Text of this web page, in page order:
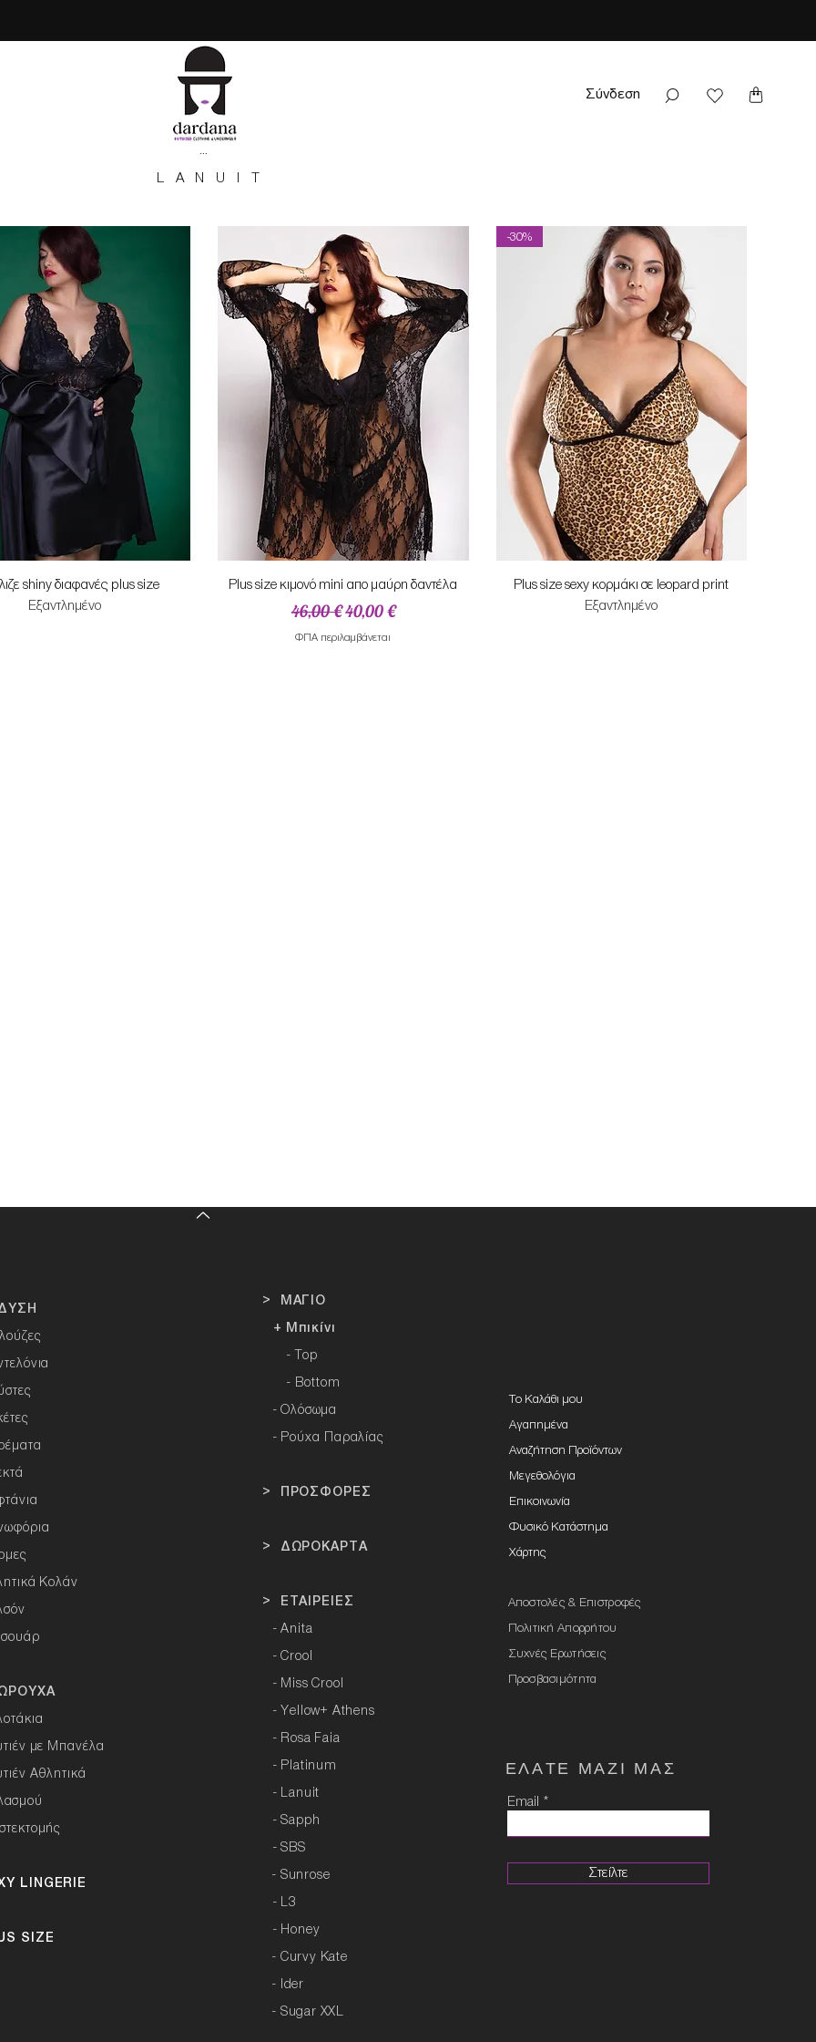
Σύνδεση
LANUIT
Γρήγορη προβολή
shiny διαφανές plus size
Εξαντλημένο
Γρήγορη προβολή
Plus size κιμονό mini απο μαύρη δαντέλα
Κανονική τιμή
46,00 €Τιμή Έκπτωσης
40,00 €
ΦΠΑ περιλαμβάνεται
Γρήγορη προβολή
-30%
Plus size sexy κορμάκι σε leopard print
Εξαντλημένο
Κολάν
με Μπανέλα
Αθλητικά
LINGERIE
SIZE
> ΜΑΓΙΟ
+ Μπικίνι
- Top
- Bottom
-Ολόσωμα
- Ρούχα Παραλίας
> ΠΡΟΣΦΟΡΕΣ
> ΔΩΡΟΚΑΡΤΑ
> ΕΤΑΙΡΕΙΕΣ
-Anita
-Crool
- Miss Crool
- Yellow+ Athens
- Rosa Faia
- Platinum
- Lanuit
-Sapph
-SBS
- Sunrose
- L3
- Honey
- Curvy Kate
- Ider
- Sugar XXL
Το Καλάθι μου
Αγαπημένα
Αναζήτηση Προϊόντων
Μεγεθολόγια
Επικοινωνία
Φυσικό Κατάστημα
Χάρτης
Αποστολές & Επιστροφές
Πολιτική Απορρήτου
Συχνές Ερωτήσεις
Προσβασιμότητα
ΕΛΑTE ΜΑΖΙ ΜΑΣ
Email
Στείλτε